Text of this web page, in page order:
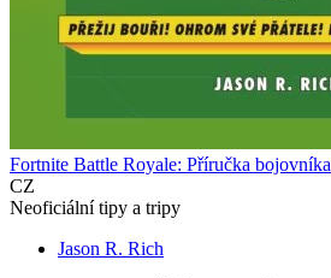
Fortnite Battle Royale: Příručka bojovníka
CZ
Neoficiální tipy a tripy
Jason R. Rich